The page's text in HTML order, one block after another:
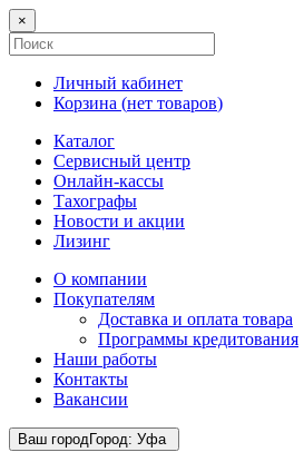
×
Личный кабинет
Корзина (нет товаров)
Каталог
Сервисный центр
Онлайн-кассы
Тахографы
Новости и акции
Лизинг
О компании
Покупателям
Доставка и оплата товара
Программы кредитования
Наши работы
Контакты
Вакансии
Ваш городГород: Уфа